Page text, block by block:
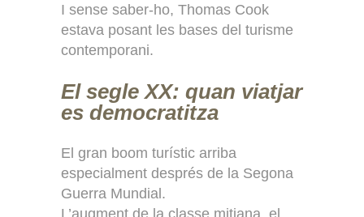
I sense saber-ho, Thomas Cook
estava posant les bases del turisme
contemporani.
El segle XX: quan viatjar
es democratitza
El gran boom turístic arriba
especialment després de la Segona
Guerra Mundial.
L’augment de la classe mitjana, el